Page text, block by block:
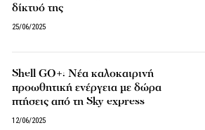
δίκτυό της
25/06/2025
Shell GO+: Νέα καλοκαιρινή
προωθητική ενέργεια με δώρα
πτήσεις από τη Sky express
12/06/2025